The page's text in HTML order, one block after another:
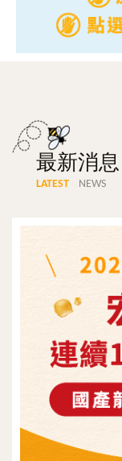
最新消息
LATEST NEWS